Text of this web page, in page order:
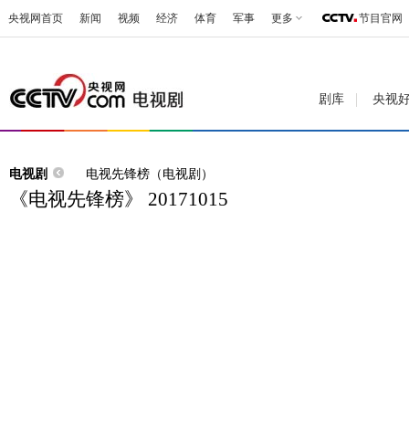
央视网首页 新闻 视频 经济 体育 军事 更多 节目官网
剧库 央视
电视剧 电视先锋榜（电视剧）
《电视先锋榜》 20171015